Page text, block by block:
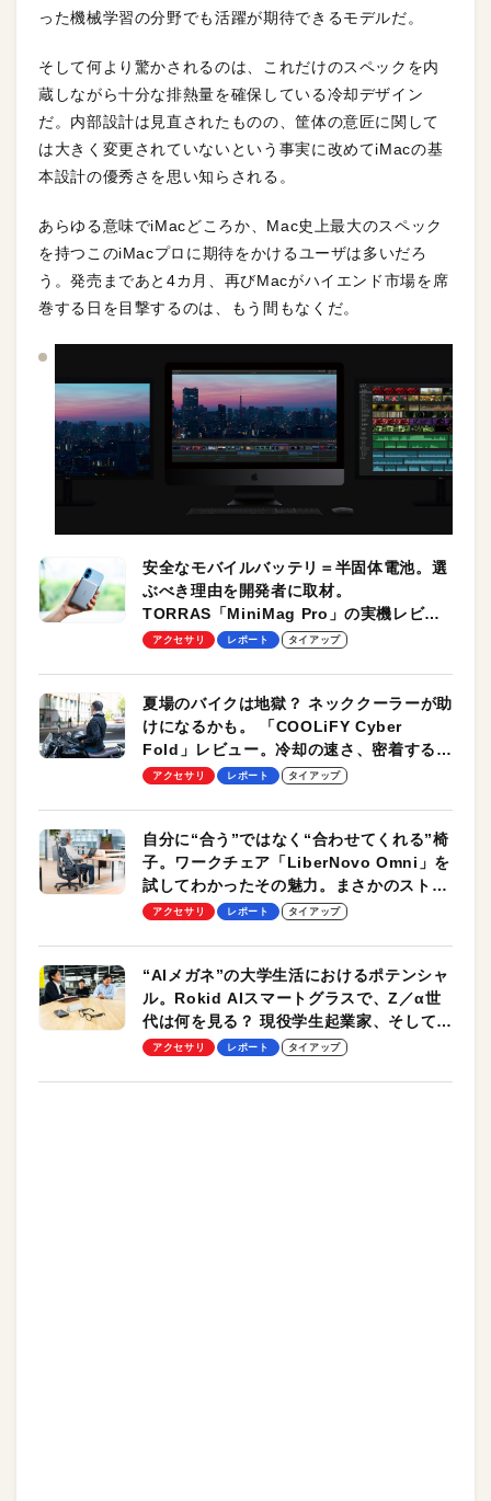
った機械学習の分野でも活躍が期待できるモデルだ。
そして何より驚かされるのは、これだけのスペックを内
蔵しながら十分な排熱量を確保している冷却デザイン
だ。内部設計は見直されたものの、筐体の意匠に関して
は大きく変更されていないという事実に改めてiMacの基
本設計の優秀さを思い知らされる。
あらゆる意味でiMacどころか、Mac史上最大のスペック
を持つこのiMacプロに期待をかけるユーザは多いだろ
う。発売まであと4カ月、再びMacがハイエンド市場を席
巻する日を目撃するのは、もう間もなくだ。
安全なモバイルバッテリ＝半固体電池。選
ぶべき理由を開発者に取材。
TORRAS「MiniMag Pro」の実機レビュ
ーも
アクセサリ レポート タイアップ
夏場のバイクは地獄？ ネッククーラーが助
けになるかも。 「COOLiFY Cyber
Fold」レビュー。冷却の速さ、密着する冷
却プレート、シンプルな操作性がグッド！
アクセサリ レポート タイアップ
自分に“合う”ではなく“合わせてくれる”椅
子。ワークチェア「LiberNovo Omni」を
試してわかったその魅力。まさかのストレ
ッチ機能も搭載
アクセサリ レポート タイアップ
“AIメガネ”の大学生活におけるポテンシャ
ル。Rokid AIスマートグラスで、Z／α世
代は何を見る？ 現役学生起業家、そして教
授による体験会レポート【PR】
アクセサリ レポート タイアップ